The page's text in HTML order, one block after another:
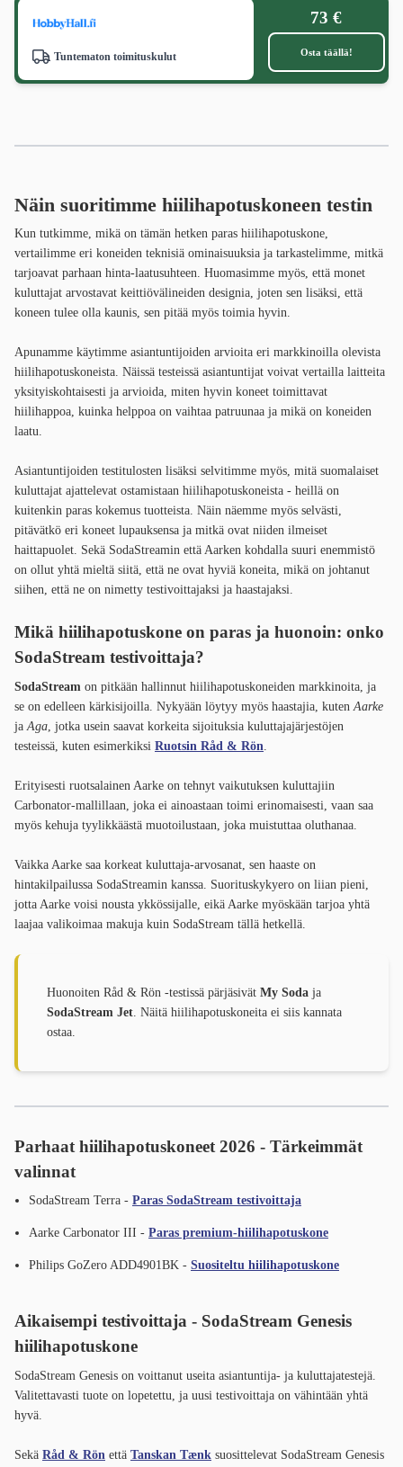
Tuntematon toimituskulut
73 €
Osta täällä!
Näin suoritimme hiilihapotuskoneen testin
Kun tutkimme, mikä on tämän hetken paras hiilihapotuskone,
vertailimme eri koneiden teknisiä ominaisuuksia ja tarkastelimme, mitkä
tarjoavat parhaan hinta-laatusuhteen. Huomasimme myös, että monet
kuluttajat arvostavat keittiövälineiden designia, joten sen lisäksi, että
koneen tulee olla kaunis, sen pitää myös toimia hyvin.
Apunamme käytimme asiantuntijoiden arvioita eri markkinoilla olevista
hiilihapotuskoneista. Näissä testeissä asiantuntijat voivat vertailla laitteita
yksityiskohtaisesti ja arvioida, miten hyvin koneet toimittavat
hiilihappoa, kuinka helppoa on vaihtaa patruunaa ja mikä on koneiden
laatu.
Asiantuntijoiden testitulosten lisäksi selvitimme myös, mitä suomalaiset
kuluttajat ajattelevat ostamistaan hiilihapotuskoneista - heillä on
kuitenkin paras kokemus tuotteista. Näin näemme myös selvästi,
pitävätkö eri koneet lupauksensa ja mitkä ovat niiden ilmeiset
haittapuolet. Sekä SodaStreamin että Aarken kohdalla suuri enemmistö
on ollut yhtä mieltä siitä, että ne ovat hyviä koneita, mikä on johtanut
siihen, että ne on nimetty testivoittajaksi ja haastajaksi.
Mikä hiilihapotuskone on paras ja huonoin: onko
SodaStream testivoittaja?
SodaStream on pitkään hallinnut hiilihapotuskoneiden markkinoita, ja
se on edelleen kärkisijoilla. Nykyään löytyy myös haastajia, kutenAarke
jaAga, jotka usein saavat korkeita sijoituksia kuluttajajärjestöjen
testeissä, kuten esimerkiksi Ruotsin Råd & Rön.
Erityisesti ruotsalainen Aarke on tehnyt vaikutuksen kuluttajiin
Carbonator-mallillaan, joka ei ainoastaan toimi erinomaisesti, vaan saa
myös kehuja tyylikkäästä muotoilustaan, joka muistuttaa oluthanaa.
Vaikka Aarke saa korkeat kuluttaja-arvosanat, sen haaste on
hintakilpailussa SodaStreamin kanssa. Suorituskykyero on liian pieni,
jotta Aarke voisi nousta ykkössijalle, eikä Aarke myöskään tarjoa yhtä
laajaa valikoimaa makuja kuin SodaStream tällä hetkellä.
Huonoiten Råd & Rön -testissä pärjäsivät My Soda ja
SodaStream Jet. Näitä hiilihapotuskoneita ei siis kannata
ostaa.
Parhaat hiilihapotuskoneet 2026 - Tärkeimmät
valinnat
SodaStream Terra - Paras SodaStream testivoittaja
Aarke Carbonator III - Paras premium-hiilihapotuskone
Philips GoZero ADD4901BK - Suositeltu hiilihapotuskone
Aikaisempi testivoittaja - SodaStream Genesis
hiilihapotuskone
SodaStream Genesis on voittanut useita asiantuntija- ja kuluttajatestejä.
Valitettavasti tuote on lopetettu, ja uusi testivoittaja on vähintään yhtä
hyvä.
Sekä Råd & Rön että Tanskan Tænk suosittelevat SodaStream Genesis